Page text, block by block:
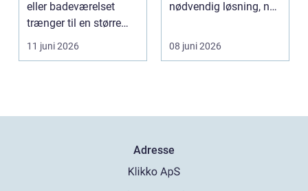
eller badeværelset
trænger til en større
renovering, er en dy...
11 juni 2026
nødvendig løsning, når
mørke, ut...
08 juni 2026
Adresse